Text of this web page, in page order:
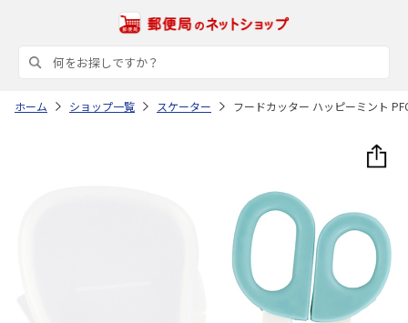
ホーム ショップ一覧 スケーター フードカッター ハッピーミント